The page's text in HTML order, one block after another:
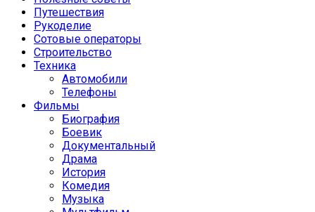
Путешествия
Рукоделие
Сотовые операторы
Строительство
Техника
Автомобили
Телефоны
Фильмы
Биография
Боевик
Документальный
Драма
История
Комедия
Музыка